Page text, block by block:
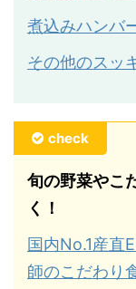
煮込みハンバ
その他のスッ
check
旬の野菜やこ
く！
国内No.1産直
師のこだわり